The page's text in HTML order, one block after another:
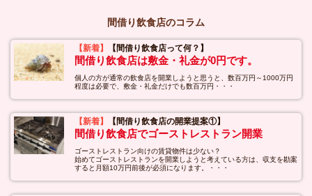
間借り飲食店のコラム
【新着】 【間借り飲食店って何？】
間借り飲食店は敷金・礼金が0円です。
個人の方が通常の飲食店を開業しようと思うと、数百万円～1000万円
程度は必要で、敷金・礼金だけでも数百万円・・・
【新着】 【間借り飲食店の開業提案①】
間借り飲食店でゴーストレストラン開業
ゴーストレストラン向けの賃貸物件は少ない？
始めてゴーストレストランを開業しようと考えている方は、収支を勘案
すると月額10万円前後が必須になります。・・・